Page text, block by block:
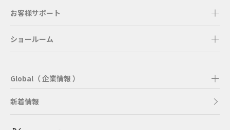
お客様サポート
ショールーム
Global（ 企業情報 ）
新着情報